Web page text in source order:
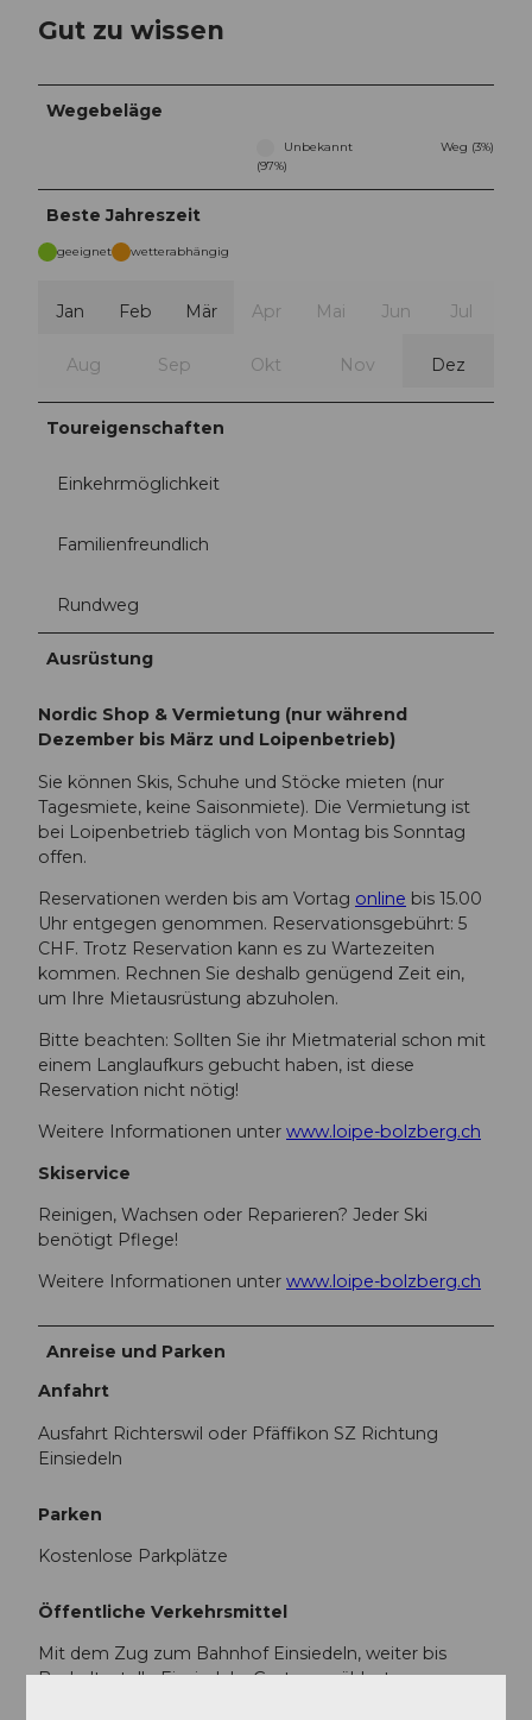
Gut zu wissen
Wegebeläge
Unbekannt
(97%)
Weg (3%)
Beste Jahreszeit
geeignet wetterabhängig
Jan Feb Mär Apr Mai Jun Jul
Aug Sep Okt Nov Dez
Toureigenschaften
Einkehrmöglichkeit
Familienfreundlich
Rundweg
Ausrüstung
Nordic Shop & Vermietung (nur während
Dezember bis März und Loipenbetrieb)
Sie können Skis, Schuhe und Stöcke mieten (nur
Tagesmiete, keine Saisonmiete). Die Vermietung ist
bei Loipenbetrieb täglich von Montag bis Sonntag
offen.
Reservationen werden bis am Vortag online bis 15.00
Uhr entgegen genommen. Reservationsgebührt: 5
CHF. Trotz Reservation kann es zu Wartezeiten
kommen. Rechnen Sie deshalb genügend Zeit ein,
um Ihre Mietausrüstung abzuholen.
Bitte beachten: Sollten Sie ihr Mietmaterial schon mit
einem Langlaufkurs gebucht haben, ist diese
Reservation nicht nötig!
Weitere Informationen unter www.loipe-bolzberg.ch
Skiservice
Reinigen, Wachsen oder Reparieren? Jeder Ski
benötigt Pflege!
Weitere Informationen unter www.loipe-bolzberg.ch
Anreise und Parken
Anfahrt
Ausfahrt Richterswil oder Pfäffikon SZ Richtung
Einsiedeln
Parken
Kostenlose Parkplätze
Öffentliche Verkehrsmittel
Mit dem Zug zum Bahnhof Einsiedeln, weiter bis
Bushaltestelle Einsiedeln, Grotzenmühlestr.